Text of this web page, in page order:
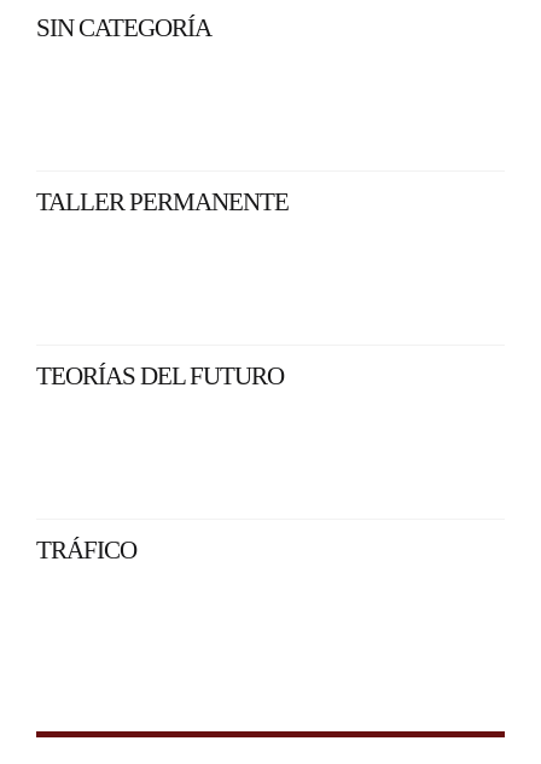
SIN CATEGORÍA
TALLER PERMANENTE
TEORÍAS DEL FUTURO
TRÁFICO